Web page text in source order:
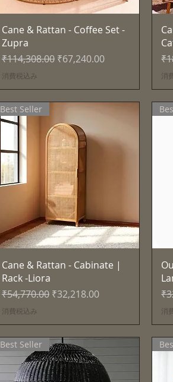
クイックビュー
Cane & Rattan - Coffee Set -
Zupra
通常価格
₹114,308.00 セール価格
₹67,240.00
消費税込み
通
消
クイックビュー
Best Seller
Cane & Rattan - Cabinate |
Rack -Liora
通常価格
₹54,770.00 セール価格
₹32,218.00
消費税込み
通
消
Best Seller